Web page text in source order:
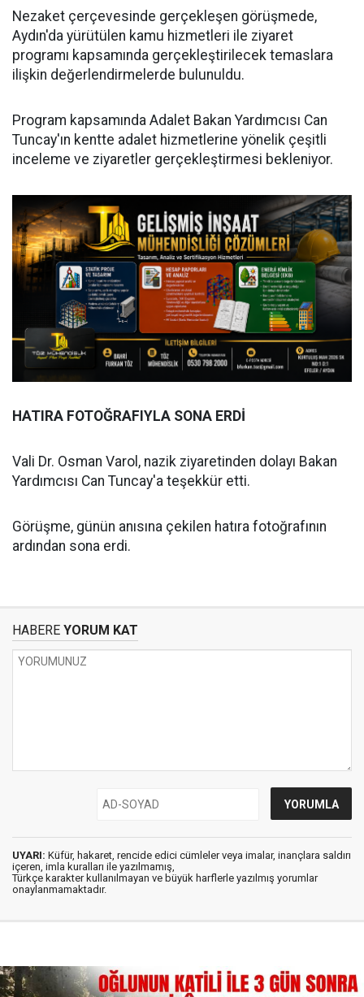
Nezaket çerçevesinde gerçekleşen görüşmede,
Aydın'da yürütülen kamu hizmetleri ile ziyaret
programı kapsamında gerçekleştirilecek temaslara
ilişkin değerlendirmelerde bulunuldu.
Program kapsamında Adalet Bakan Yardımcısı Can
Tuncay'ın kentte adalet hizmetlerine yönelik çeşitli
inceleme ve ziyaretler gerçekleştirmesi bekleniyor.
HATIRA FOTOĞRAFIYLA SONA ERDİ
Vali Dr. Osman Varol, nazik ziyaretinden dolayı Bakan
Yardımcısı Can Tuncay'a teşekkür etti.
Görüşme, günün anısına çekilen hatıra fotoğrafının
ardından sona erdi.
HABERE YORUM KAT
UYARI: Küfür, hakaret, rencide edici cümleler veya imalar, inançlara saldırı
içeren, imla kuralları ile yazılmamış,
Türkçe karakter kullanılmayan ve büyük harflerle yazılmış yorumlar
onaylanmamaktadır.